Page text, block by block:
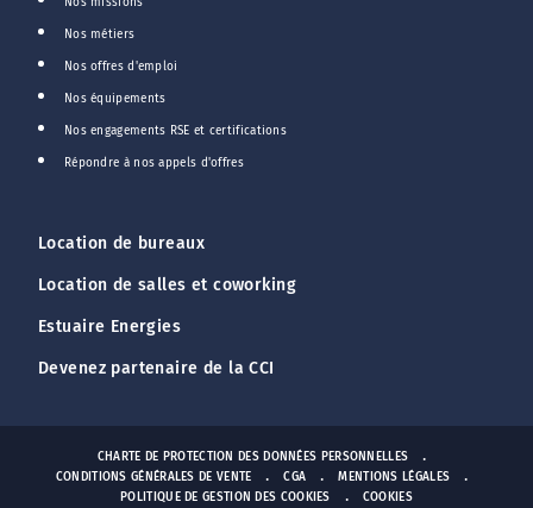
Nos métiers
Nos offres d'emploi
Nos équipements
Nos engagements RSE et certifications
Répondre à nos appels d'offres
Location de bureaux
Location de salles et coworking
Estuaire Energies
Devenez partenaire de la CCI
CHARTE DE PROTECTION DES DONNÉES PERSONNELLES
CONDITIONS GÉNÉRALES DE VENTE
CGA
MENTIONS LÉGALES
POLITIQUE DE GESTION DES COOKIES
COOKIES